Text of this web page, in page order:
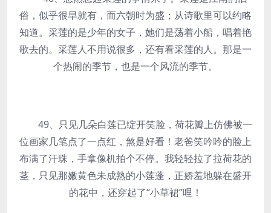
俗，似乎很早就有，而六朝时为盛；从诗歌里可以约略
知道。采莲的是少年的女子，她们是荡着小船，唱着艳
歌去的。采莲人不用说很多，还有看采莲的人。那是一
个热闹的季节，也是一个风流的季节。
49、只见几朵白莲已绽开笑脸，荷花瓣上仿佛被一
位画家几笔点了一点红，煞是好看！老爸笑吟吟的脸上
布满了汗珠，手拿像机拍个不停。我轻轻拉了拉荷花的
茎，只见那嫩黄色未成熟的小莲蓬，正娇羞地躲在盛开
的花中，还穿起了“小草裙”哩！